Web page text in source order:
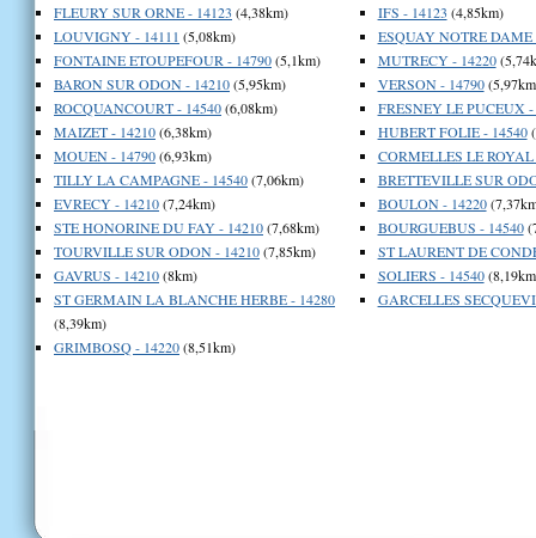
FLEURY SUR ORNE - 14123 (4,38km)
LOUVIGNY - 14111 (5,08km)
FONTAINE ETOUPEFOUR - 14790(5,1km)
BARON SUR ODON - 14210(5,95km)
ROCQUANCOURT - 14540(6,08km)
MAIZET - 14210(6,38km)
MOUEN - 14790(6,93km)
TILLY LA CAMPAGNE - 14540(7,06km)
EVRECY - 14210(7,24km)
STE HONORINE DU FAY - 14210(7,68km)
TOURVILLE SUR ODON - 14210(7,85km)
GAVRUS - 14210(8km)
ST GERMAIN LA BLANCHE HERBE - 14280
(8,39km)
GRIMBOSQ - 14220(8,51km)
IFS - 14123 (4,85km)
ESQUAY NOTRE DAME
MUTRECY - 14220
VERSON - 14790
FRESNEY LE PUCEUX -
HUBERT FOLIE - 14540
CORMELLES LE ROYAL
BRETTEVILLE SUR
BOULON - 14220
BOURGUEBUS - 14540
ST LAURENT DE
SOLIERS - 14540
GARCELLES